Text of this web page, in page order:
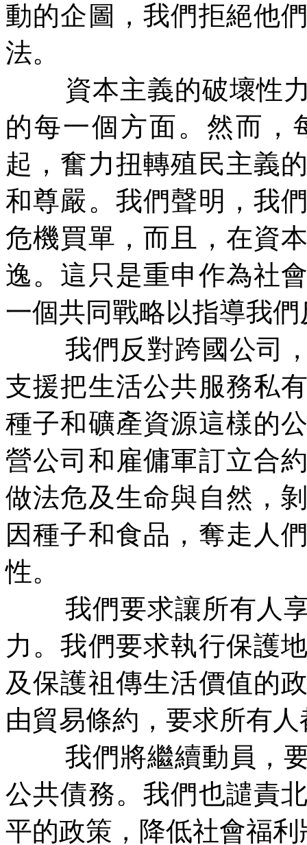
動的企圖，我們拒絕他
法。
資本主義的破壞性
的每一個方面。然而，
起，奮力扭轉殖民主義
和尊嚴。我們聲明，我
危機買單，而且，在資
逸。這只是重申作為社
一個共同戰略以指導我
我們反對跨國公司
支援把生活公共服務私
種子和礦產資源這樣的
營公司和雇傭軍訂立合
做法危及生命與自然，
因種子和食品，奪走人
性。
我們要求讓所有人
力。我們要求執行保護
及保護祖傳生活價值的
由貿易條約，要求所有
我們將繼續動員，
公共債務。我們也譴責
平的政策，降低社會福利